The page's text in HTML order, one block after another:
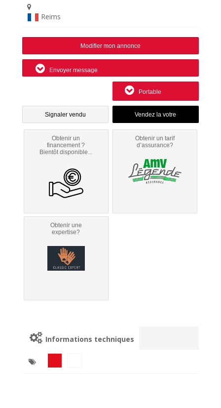
Reims
Modifier mon annonce
Envoyer message
Portable
Signaler vendu
Obtenir un
financement ?
Bientôt disponible...
Obtenir un tarif
d’assurance?
Obtenir une
expertise?
Informations techniques